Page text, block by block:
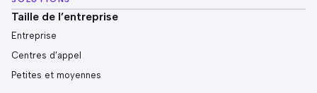
Taille de l’entreprise
Entreprise
Centres d'appel
Petites et moyennes